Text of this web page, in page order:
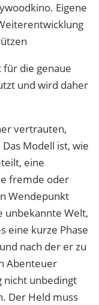
Eigene
die genaue
und wird daher
vertrauten,
Modell ist, wie
eine
fremde oder
Wendepunkt
unbekannte Welt,
eine kurze Phase
nach der er zu
Abenteuer
nicht unbedingt
Der Held muss